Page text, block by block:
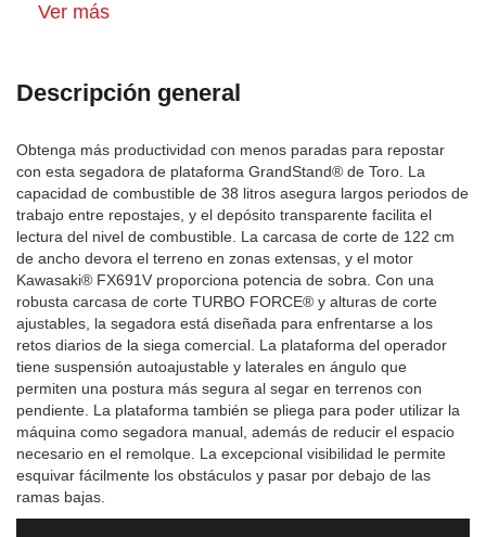
Ver más
Descripción general
Obtenga más productividad con menos paradas para repostar
con esta segadora de plataforma GrandStand® de Toro. La
capacidad de combustible de 38 litros asegura largos periodos de
trabajo entre repostajes, y el depósito transparente facilita el
lectura del nivel de combustible. La carcasa de corte de 122 cm
de ancho devora el terreno en zonas extensas, y el motor
Kawasaki® FX691V proporciona potencia de sobra. Con una
robusta carcasa de corte TURBO FORCE® y alturas de corte
ajustables, la segadora está diseñada para enfrentarse a los
retos diarios de la siega comercial. La plataforma del operador
tiene suspensión autoajustable y laterales en ángulo que
permiten una postura más segura al segar en terrenos con
pendiente. La plataforma también se pliega para poder utilizar la
máquina como segadora manual, además de reducir el espacio
necesario en el remolque. La excepcional visibilidad le permite
esquivar fácilmente los obstáculos y pasar por debajo de las
ramas bajas.